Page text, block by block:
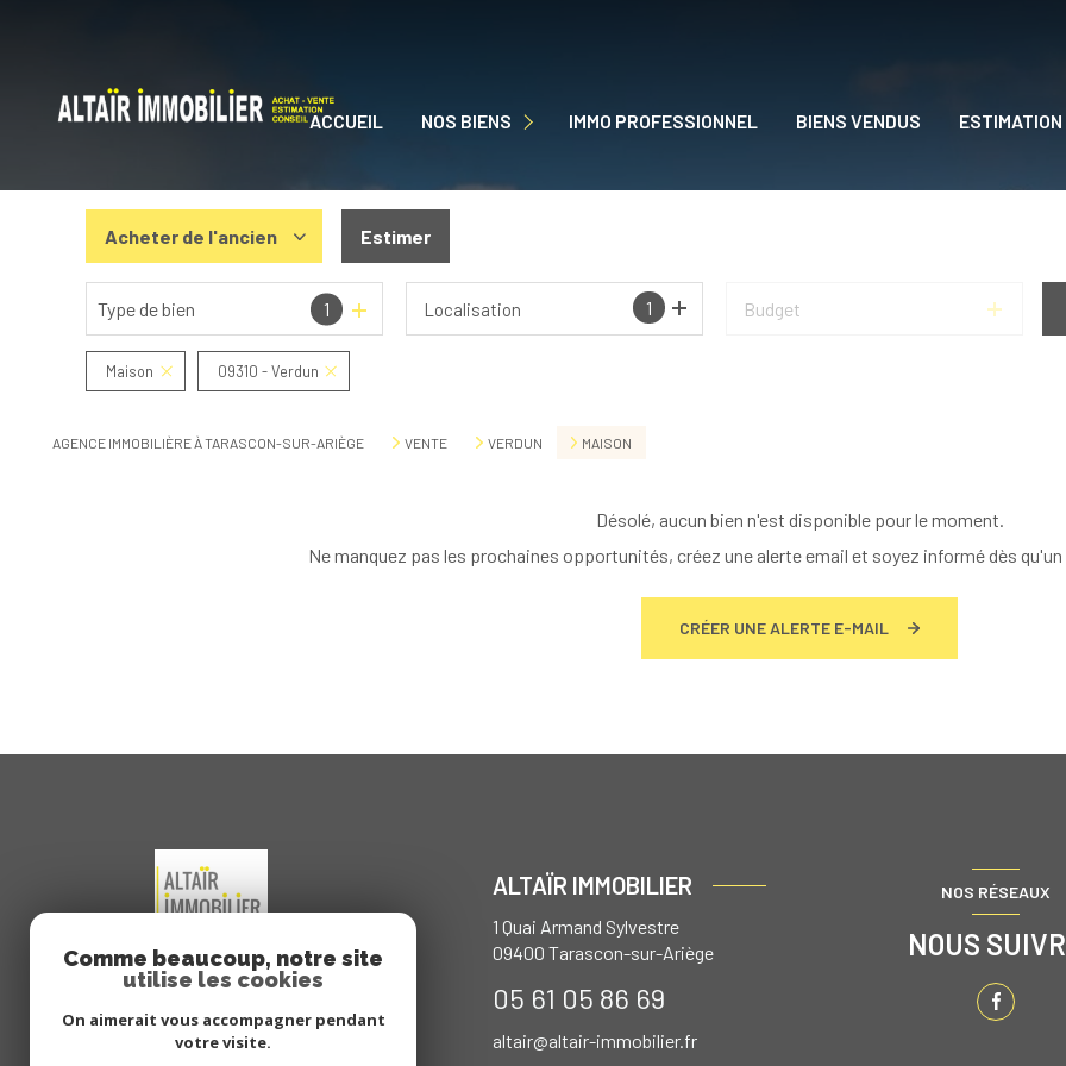
ACCUEIL NOS BIENS IMMO PROFESSIONNEL BIENS VENDUS ESTIMATION
Acheter de l'ancien
De l'ancien
De l'immo pro
Estimer
Type de bien 1 1
Localisation Budget
Maison 09310 - Verdun
AGENCE IMMOBILIÈRE À TARASCON-SUR-ARIÈGE VENTE VERDUN MAISON
Désolé, aucun bien n'est disponible pour le moment.
Ne manquez pas les prochaines opportunités, créez une alerte email et soyez informé dès
CRÉER UNE ALERTE E-MAIL
ALTAÏR IMMOBILIER
1 Quai Armand Sylvestre
09400 Tarascon-sur-Ariège
05 61 05 86 69
altair@altair-immobilier.fr
NOS RÉSEAUX
NOUS
Comme beaucoup, notre site
utilise les cookies
On aimerait vous accompagner pendant
votre visite.